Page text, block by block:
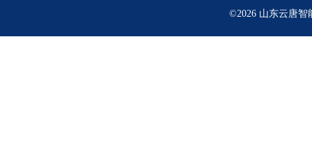
©2026 山东云唐